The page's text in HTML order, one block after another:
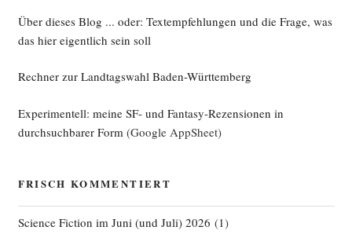
Über dieses Blog ... oder: Textempfehlungen und die Frage, was
das hier eigentlich sein soll
Rechner zur Landtagswahl Baden-Württemberg
Experimentell: meine SF- und Fantasy-Rezensionen in
durchsuchbarer Form (Google AppSheet)
FRISCH KOMMENTIERT
Science Fiction im Juni (und Juli) 2026 (1)